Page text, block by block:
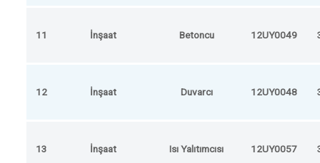
11 İnşaat Betoncu 12UY0049
12 İnşaat Duvarcı 12UY0048
13 İnşaat Isı Yalıtımcısı 12UY0057